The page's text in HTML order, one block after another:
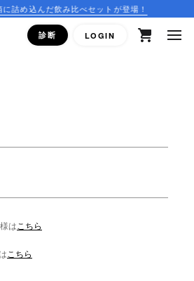
詰め込んだ飲み比べセットが登場！
診断 LOGIN
は こちら
こちら